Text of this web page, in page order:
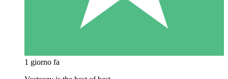
1 giorno fa